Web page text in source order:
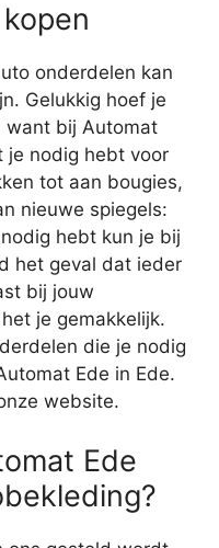
onderdelen kan
Gelukkig hoef je
want bij Automat
je nodig hebt voor
tot aan bougies,
nieuwe spiegels:
hebt kun je bij
het geval dat ieder
bij jouw
je gemakkelijk.
die je nodig
Ede in Ede.
website.
Ede